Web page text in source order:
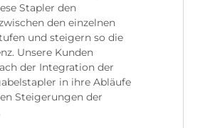
Stapler den
den einzelnen
und steigern so die
Unsere Kunden
der Integration der
in ihre Abläufe
Steigerungen der